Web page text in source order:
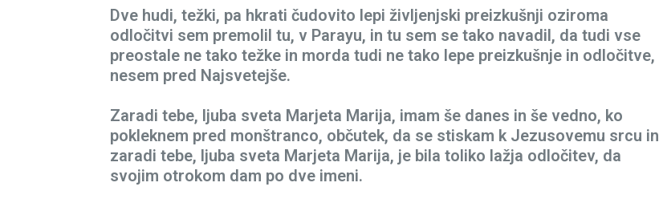
Dve hudi, težki, pa hkrati čudovito lepi življenjski preizkušnji oziroma
odločitvi sem premolil tu, v Parayu, in tu sem se tako navadil, da tudi vse
preostale ne tako težke in morda tudi ne tako lepe preizkušnje in odločitve,
nesem pred Najsvetejše.
Zaradi tebe, ljuba sveta Marjeta Marija, imam še danes in še vedno, ko
pokleknem pred monštranco, občutek, da se stiskam k Jezusovemu srcu in
zaradi tebe, ljuba sveta Marjeta Marija, je bila toliko lažja odločitev, da
svojim otrokom dam po dve imeni.